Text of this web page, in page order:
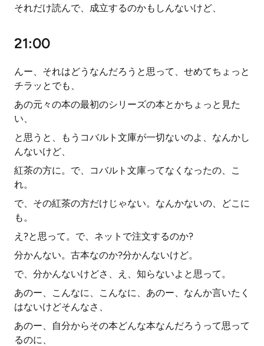
それだけ読んで、成立するのかもしんないけど、
21:00
んー、それはどうなんだろうと思って、せめてちょっと
チラッとでも、
あの元々の本の最初のシリーズの本とかちょっと見た
い、
と思うと、もうコバルト文庫が一切ないのよ、なんかし
んないけど、
紅茶の方に。で、コバルト文庫ってなくなったの、こ
れ。
で、その紅茶の方だけじゃない。なんかないの、どこに
も。
え?と思って。で、ネットで注文するのか?
分かんない。古本なのか?分かんないけど。
で、分かんないけどさ、え、知らないよと思って。
あのー、こんなに、こんなに、あのー、なんか言いたく
はないけどそんなさ、
あのー、自分からその本どんな本なんだろうって思って
るのに、